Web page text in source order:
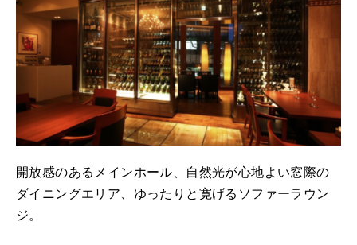
開放感のあるメインホール、自然光が心地よい窓際の
ダイニングエリア、ゆったりと寛げるソファーラウン
ジ。